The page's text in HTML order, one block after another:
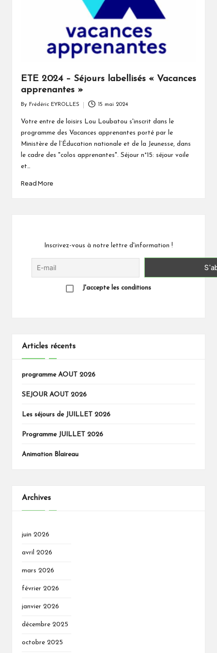
ETE 2024 – Séjours labellisés « Vacances
apprenantes »
by
By Frédéric EYROLLES 15 mai 2024
Votre entre de loisirs Lou Loubatou s'inscrit dans le
programme des Vacances apprenantes porté par le
Ministère de l’Éducation nationale et de la Jeunesse, dans
le cadre des "colos apprenantes". Séjour n°15: séjour voile
et…
Read More
Inscrivez-vous à notre lettre d'information !
J'accepte les conditions
Articles récents
programme AOUT 2026
SEJOUR AOUT 2026
Les séjours de JUILLET 2026
Programme JUILLET 2026
Animation Blaireau
Archives
juin 2026
avril 2026
mars 2026
février 2026
janvier 2026
décembre 2025
octobre 2025